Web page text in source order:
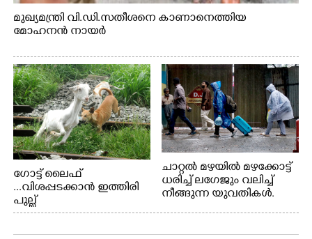
മുഖ്യമന്ത്രി വി.ഡി.സതീശനെ കാണാനെത്തിയ
മോഹനൻ നായർ
ഗോട്ട് ലൈഫ്
...വിശപ്പടക്കാൻ ഇത്തിരി
പുല്ല്
തിന്നാനെത്തിയതാണ്
ചാറ്റൽ മഴയിൽ മഴക്കോട്ട്
ധരിച്ച് ലഗേജും വലിച്ച്
നീങ്ങുന്ന യുവതികൾ.